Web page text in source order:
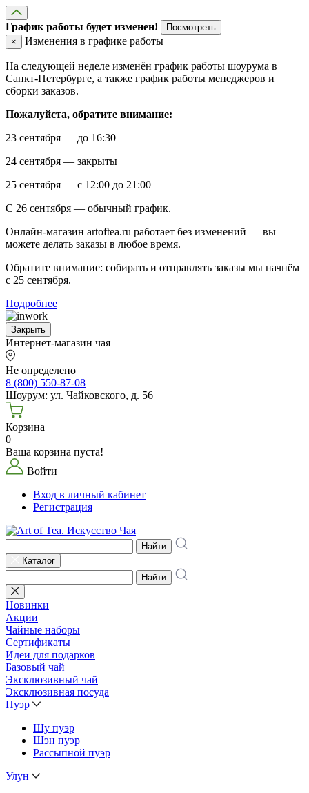
График работы будет изменен!
Посмотреть
×
Изменения в графике работы
На следующей неделе изменён график работы шоурума в
Санкт-Петербурге, а также график работы менеджеров и
сборки заказов.
Пожалуйста, обратите внимание:
23 сентября — до 16:30
24 сентября — закрыты
25 сентября — с 12:00 до 21:00
С 26 сентября — обычный график.
Онлайн-магазин artoftea.ru работает без изменений — вы
можете делать заказы в любое время.
Обратите внимание: собирать и отправлять заказы мы начнём
с 25 сентября.
Подробнее
Закрыть
Интернет-магазин чая
Не определено
8 (800) 550-87-08
Шоурум: ул. Чайковского, д. 56
Корзина
0
Ваша корзина пуста!
Войти
Вход в личный кабинет
Регистрация
Найти
Каталог
Найти
Новинки
Акции
Чайные наборы
Сертификаты
Идеи для подарков
Базовый чай
Эксклюзивный чай
Эксклюзивная посуда
Пуэр
Шу пуэр
Шэн пуэр
Рассыпной пуэр
Улун